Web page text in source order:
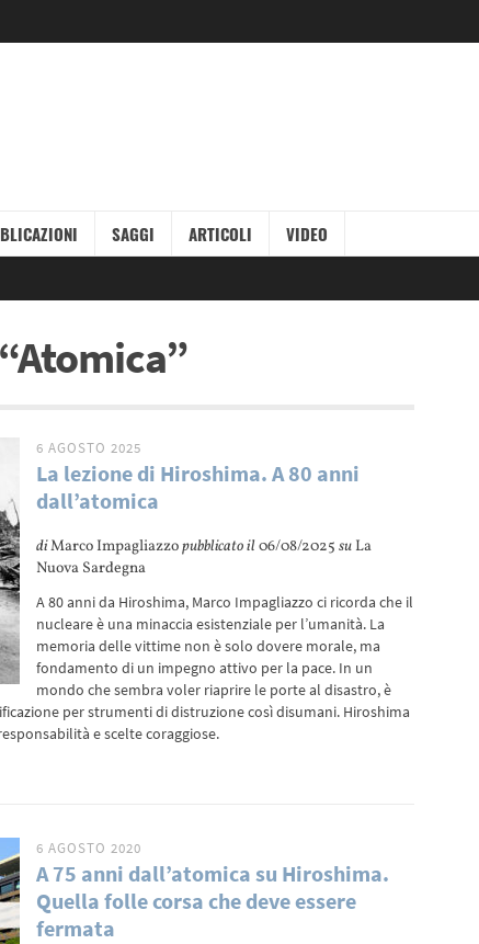
SAGGI ARTICOLI VIDEO
6 AGOSTO 2025
La lezione di Hiroshima. A 80 anni
dall’atomica
diMarco Impagliazzopubblicato il06/08/2025su La
Nuova Sardegna
A 80 anni da Hiroshima, Marco Impagliazzo ci ricorda che il
nucleare è una minaccia esistenziale per l’umanità. La
memoria delle vittime non è solo dovere morale, ma
fondamento di un impegno attivo per la pace. In un
mondo che sembra voler riaprire le porte al disastro, è
per strumenti di distruzione così disumani. Hiroshima
e scelte coraggiose.
6 AGOSTO 2020
A 75 anni dall’atomica su Hiroshima.
Quella folle corsa che deve essere
fermata